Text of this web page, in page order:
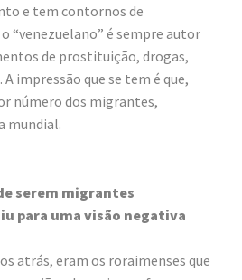
e tem contornos de
“venezuelano” é sempre autor
de prostituição, drogas,
impressão que se tem é que,
número dos migrantes,
mundial.
serem migrantes
para uma visão negativa
atrás, eram os roraimenses que